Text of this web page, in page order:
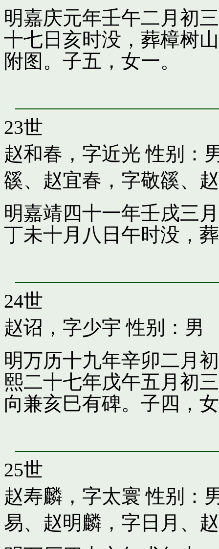
明嘉庆元年壬午二月初
十七日亥时没，葬樟树
附图。子五，女一。
23世
赵和春，字近光 性别：
豀、 赵宜春，字敬豀、
明嘉靖四十一年壬戌三
丁未十月八日午时没，
24世
赵诏，字少宇 性别：男
明万历十九年辛卯二月
熙二十七年戊午五月初
向兼亥巳有碑。子四，
25世
赵寿麟，字太寰 性别：
易、 赵明麟，字日月 、